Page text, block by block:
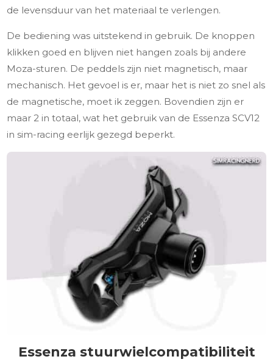
de levensduur van het materiaal te verlengen.
De bediening was uitstekend in gebruik. De knoppen
klikken goed en blijven niet hangen zoals bij andere
Moza-sturen. De peddels zijn niet magnetisch, maar
mechanisch. Het gevoel is er, maar het is niet zo snel als
de magnetische, moet ik zeggen. Bovendien zijn er
maar 2 in totaal, wat het gebruik van de Essenza SCV12
in sim-racing eerlijk gezegd beperkt.
Essenza stuurwielcompatibiliteit